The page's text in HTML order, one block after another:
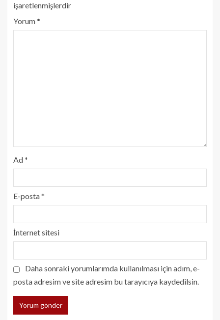
işaretlenmişlerdir
Yorum*
Ad*
E-posta*
İnternet sitesi
Daha sonraki yorumlarımda kullanılması için adım, e-
posta adresim ve site adresim bu tarayıcıya kaydedilsin.